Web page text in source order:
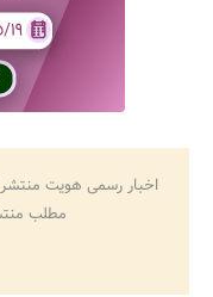
اخبار رسمی هویت
مطلب